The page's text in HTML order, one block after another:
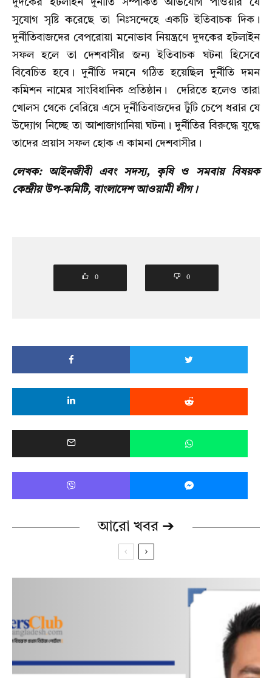
দুদকের হটলাইন দুর্নীতি সম্পর্কিত অভিযোগ পাওয়ার যে
সুযোগ সৃষ্টি করেছে তা নিঃসন্দেহে একটি ইতিবাচক দিক।
দুর্নীতিবাজদের বেপরোয়া মনোভাব নিয়ন্ত্রণে দুদকের হটলাইন
সফল হলে তা দেশবাসীর জন্য ইতিবাচক ঘটনা হিসেবে
বিবেচিত হবে। দুর্নীতি দমনে গঠিত হয়েছিল দুর্নীতি দমন
কমিশন নামের সাংবিধানিক প্রতিষ্ঠান। দেরিতে হলেও তারা
খোলস থেকে বেরিয়ে এসে দুর্নীতিবাজদের টুঁটি চেপে ধরার যে
উদ্যোগ নিচ্ছে তা আশাজাগানিয়া ঘটনা। দুর্নীতির বিরুদ্ধে যুদ্ধে
তাদের প্রয়াস সফল হোক এ কামনা দেশবাসীর।
লেখক: আইনজীবী এবং সদস্য, কৃষি ও সমবায় বিষয়ক
কেন্দ্রীয় উপ-কমিটি, বাংলাদেশ আওয়ামী লীগ।
0 0
আরো খবর ➔